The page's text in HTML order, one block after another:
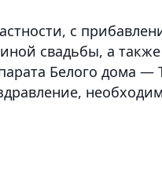
с
свадьбы, а
Белого дома —